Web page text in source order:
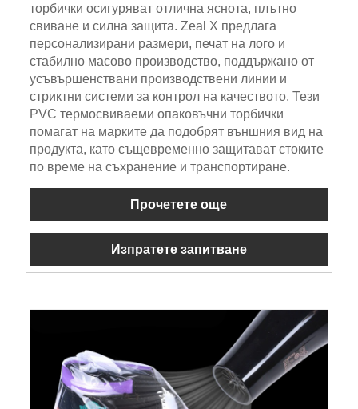
торбички осигуряват отлична яснота, плътно
свиване и силна защита. Zeal X предлага
персонализирани размери, печат на лого и
стабилно масово производство, поддържано от
усъвършенствани производствени линии и
стриктни системи за контрол на качеството. Тези
PVC термосвиваеми опаковъчни торбички
помагат на марките да подобрят външния вид на
продукта, като същевременно защитават стоките
по време на съхранение и транспортиране.
Прочетете още
Изпратете запитване